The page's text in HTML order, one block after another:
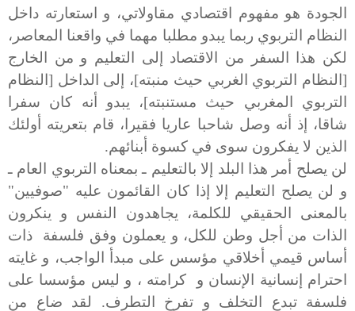
الجودة هو مفهوم اقتصادي مقاولاتي، و استعارته داخل
النظام التربوي ربما يبدو مطلبا مهما في واقعنا المعاصر،
لكن هذا السفر من الاقتصاد إلى التعليم و من الخارج
[النظام التربوي الغربي حيث منبته]، إلى الداخل [النظام
التربوي المغربي حيث مستنبته]، يبدو أنه كان سفرا
شاقا، إذ أنه وصل شاحبا عاريا فقيرا، قام بتعريته أولئك
الذين لا يفكرون سوى في كسوة أبنائهم.
لن يصلح أمر هذا البلد إلا بالتعليم ـ بمعناه التربوي العام ـ
و لن يصلح التعليم إلا إذا كان القائمون عليه "صوفيين"
بالمعنى الحقيقي للكلمة، يجاهدون النفس و ينكرون
الذات من أجل وطن للكل، و يعملون وفق فلسفة ذات
أساس قيمي أخلاقي مؤسس على مبدأ الواجب، و غايته
احترام إنسانية الإنسان و كرامته ، و ليس مؤسسا على
فلسفة تبدع التخلف و تفرخ التطرف. لقد ضاع من